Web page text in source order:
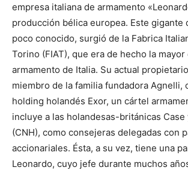
empresa italiana de armamento
producción bélica europea. Este gigante
poco conocido, surgió de la Fabrica
Torino (FIAT), que era de hecho la mayor
armamento de Italia. Su actual
miembro de la familia fundadora Agnelli,
holding holandés Exor, un cártel
incluye a las holandesas-británicas Case
(CNH), como consejeras delegadas con
accionariales. Ésta, a su vez, tiene una
Leonardo, cuyo jefe durante muchos